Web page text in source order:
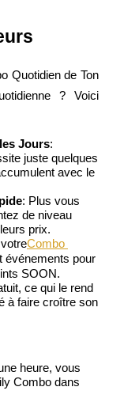
compétitives
Quotidien de Ton
? Voici
Jours:
juste quelques
avec le
: Plus vous
de niveau
prix.
Combo
événements pour
SOON.
ce qui le rend
à faire croître son
heure, vous
Combo dans